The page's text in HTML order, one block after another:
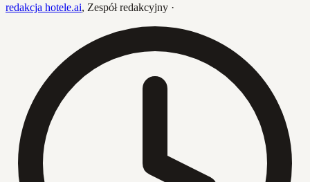
redakcja hotele.ai, Zespół redakcyjny ·